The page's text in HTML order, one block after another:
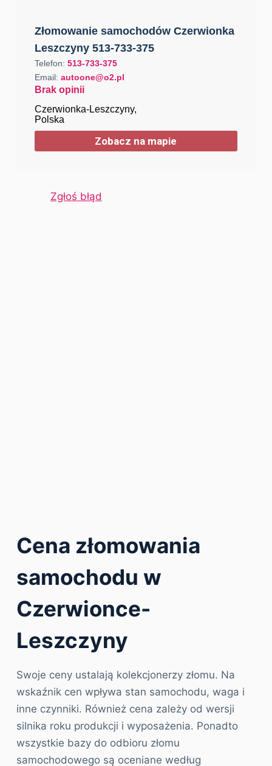
Złomowanie samochodów Czerwionka
Leszczyny 513-733-375
Telefon: 513-733-375
Email: autoone@o2.pl
Brak opinii
Czerwionka-Leszczyny,
Polska
Zobacz na mapie
Zgłoś błąd
Cena złomowania
samochodu w
Czerwionce-
Leszczyny
Swoje ceny ustalają kolekcjonerzy złomu. Na
wskaźnik cen wpływa stan samochodu, waga i
inne czynniki. Również cena zależy od wersji
silnika roku produkcji i wyposażenia. Ponadto
wszystkie bazy do odbioru złomu
samochodowego są oceniane według